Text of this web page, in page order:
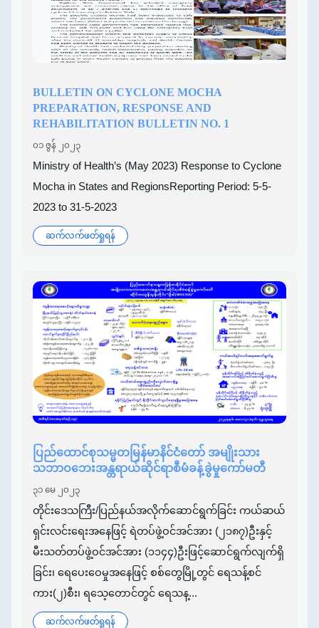
BULLETIN ON CYCLONE MOCHA
PREPARATION, RESPONSE AND
REHABILITATION BULLETIN NO. 1
၀၁ ဇွန် ၂၀၂၃
Ministry of Health’s (May 2023) Response to Cyclone
Mocha in States and RegionsReporting Period: 5-5-
2023 to 31-5-2023
ဆက်လက်ဖတ်ရှုရန်
ပြည်ထောင်စုသမ္မတမြန်မာနိင်ငံတော် အမျိုးသား
သဘာဝဘေးအန္တရာယ်ဆိုင်ရာစီမံခန့်ခွဲမှုကော်မတီ
၃၁ မေ ၂၀၂၃
တိုင်းဒေသကြီး/ပြည်နယ်အလိုက်ဆောင်ရွက်ခြင်း ကယ်ဆယ်
ရှင်းလင်းရေးအနေဖြင့် ရဲတပ်ဖွဲ့ဝင်အင်အား (၂၁၈၇)ဦးနှင့်
မီးသတ်တပ်ဖွဲ့ဝင်အင်အား (၁၁၄၄)ဦးဖြင့်ဆောင်ရွက်လျက်ရှိ
ခြင်း၊ ရေပေးဝေမှုအနေဖြင့် စစ်တွေမြို့တွင် ရေသန့်စင်
ကား(၂)စီး၊ ရသေ့တောင်တွင် ရေသန့...
ဆက်လက်ဖတ်ရှုရန်